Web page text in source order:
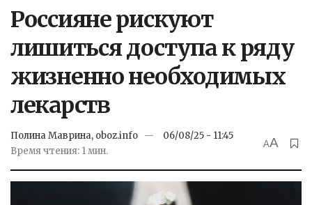
Россияне рискуют
лишиться доступа к ряду
жизненно необходимых
лекарств
Полина Маврина, oboz.info
06/08/25 - 11:45
Время чтения: 1 мин.
AA